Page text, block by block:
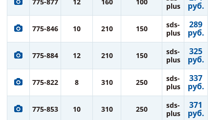
plus
руб.
775-846 10 210 150
sds-
plus
289
руб.
775-884 12 210 150
sds-
plus
325
руб.
775-822 8 310 250
sds-
plus
337
руб.
775-853 10 310 250
sds-
plus
371
руб.